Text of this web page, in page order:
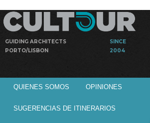
Pasar al
contenido
principal
GUIDING ARCHITECTS
PORTO/LISBON
SINCE
2004
Cultour
guiadas por
arquitectos
QUIENES SOMOS OPINIONES
SUGERENCIAS DE ITINERARIOS